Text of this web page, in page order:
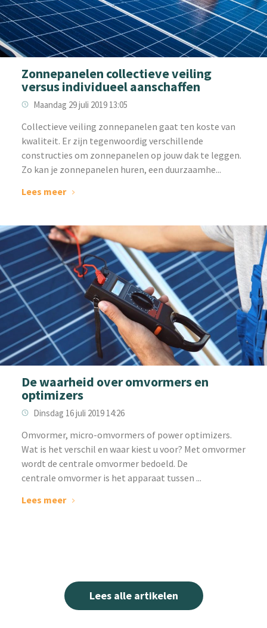
Zonnepanelen collectieve veiling
versus individueel aanschaffen
Maandag 29 juli 2019 13:05
Collectieve veiling zonnepanelen gaat ten koste van
kwaliteit. Er zijn tegenwoordig verschillende
constructies om zonnepanelen op jouw dak te leggen.
Zo kan je zonnepanelen huren, een duurzaamhe...
Lees meer
De waarheid over omvormers en
optimizers
Dinsdag 16 juli 2019 14:26
Omvormer, micro-omvormers of power optimizers.
Wat is het verschil en waar kiest u voor? Met omvormer
wordt de centrale omvormer bedoeld. De
centrale omvormer is het apparaat tussen ...
Lees meer
Lees alle artikelen